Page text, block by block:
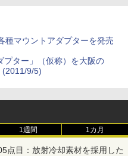
種マウントアダプターを発売
プター」（仮称）を大阪の
(2011/9/5)
1週間 1カ月
点目：放射冷却素材を採用した